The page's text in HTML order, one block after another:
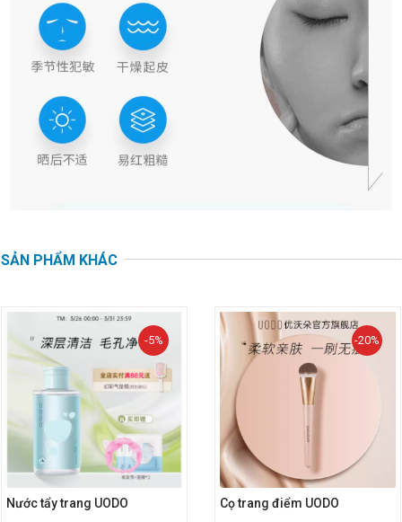
SẢN PHẨM KHÁC
-5%
Nước tẩy trang UODO
-20%
Cọ trang điểm UODO